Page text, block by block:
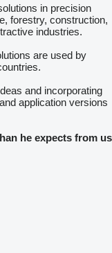
in precision
forestry, construction,
industries.
are used by
and incorporating
application versions
he expects from us